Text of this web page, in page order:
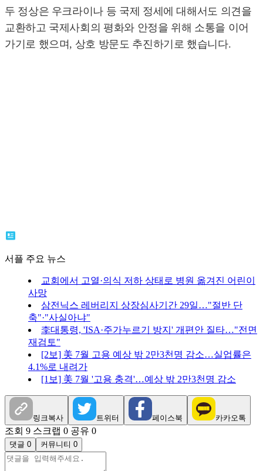
두 정상은 우크라이나 등 국제 정세에 대해서도 의견을
교환하고 국제사회의 평화와 안정을 위해 소통을 이어
가기로 했으며, 상호 방문도 추진하기로 했습니다.
서플 주요 뉴스
교회에서 고열·의식 저하 상태로 병원 옮겨진 어린이
사망
삼전닉스 레버리지 상장심사기간 29일…"절반 단
축"·"사실아냐"
李대통령, 'ISA·주가누르기 방지' 개편안 질타…"전면
재검토"
[2보] 美 7월 고용 예상 밖 2만3천명 감소…실업률은
4.1%로 내려가
[1보] 美 7월 '고용 충격'…예상 밖 2만3천명 감소
링크복사 트위터 페이스북 카카오톡
조회 9 스크랩 0 공유 0
댓글 0 커뮤니티 0